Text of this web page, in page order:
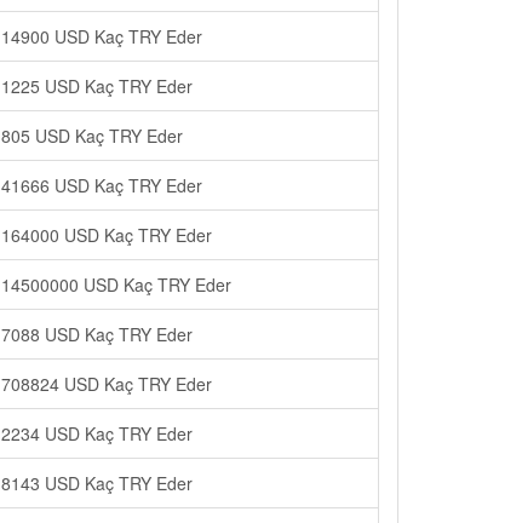
14900 USD Kaç TRY Eder
1225 USD Kaç TRY Eder
805 USD Kaç TRY Eder
41666 USD Kaç TRY Eder
164000 USD Kaç TRY Eder
14500000 USD Kaç TRY Eder
7088 USD Kaç TRY Eder
708824 USD Kaç TRY Eder
2234 USD Kaç TRY Eder
8143 USD Kaç TRY Eder